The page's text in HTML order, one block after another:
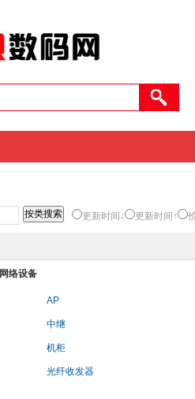
更新时间↓ 更新时间↑
网络设备
AP
中继
机柜
光纤收发器